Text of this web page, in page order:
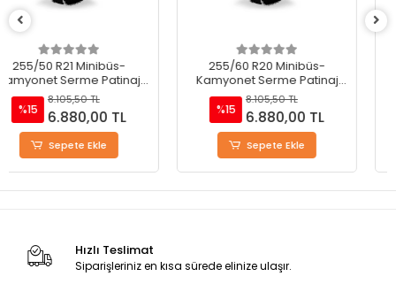
255/60 R20 Minibüs-
Kamyonet Serme Patinaj
Zinciri - M220
%15
8.105,50 TL
6.880,00 TL
Sepete Ekle
255/70 R18 Minibüs-
Kamyonet Serme Patinaj
Zinciri - M220
%15
8.105,50 TL
6.880,00 TL
Sepete Ekle
Hızlı Teslimat
Siparişleriniz en kısa sürede elinize ulaşır.